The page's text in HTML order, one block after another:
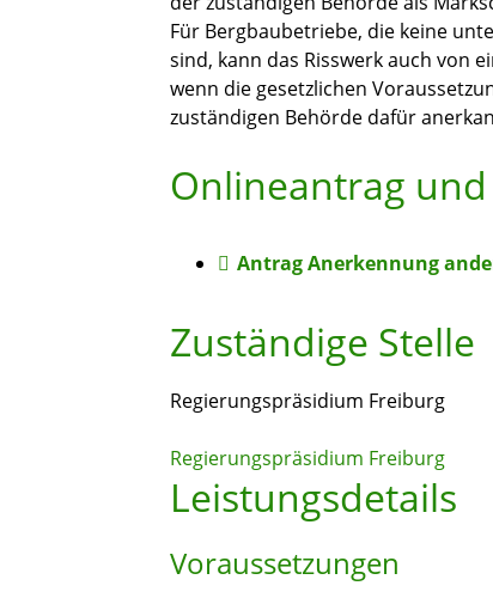
Für Bergbaubetriebe, die keine
sind, kann das Risswerk auch von
wenn die gesetzlichen
zuständigen Behörde dafür
Onlineantrag
Antrag Anerkennung
Zuständige Stelle
Regierungspräsidium Freiburg
Regierungspräsidium Freiburg
Leistungsdetails
Voraussetzungen